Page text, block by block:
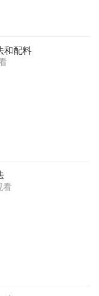
和配料
看